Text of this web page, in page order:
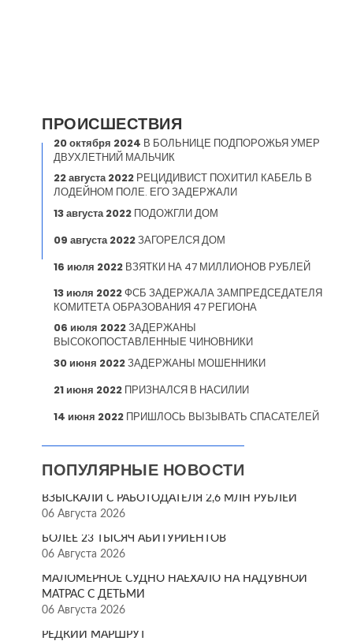
ПРОИСШЕСТВИЯ
20 октября 2024 В БОЛЬНИЦЕ ПОДПОРОЖЬЯ УМЕР
ДВУХЛЕТНИЙ МАЛЬЧИК
22 августа 2022 РЕЦИДИВИСТ ПОХИТИЛ КАБЕЛЬ В
ЛОДЕЙНОМ ПОЛЕ. ЕГО ЗАДЕРЖАЛИ
13 августа 2022 ПОДОЖГЛИ ДОМ
09 августа 2022ЗАГОРЕЛСЯ ДОМ
16 июля 2022 ВЗЯТКИ НА 47 МИЛЛИОНОВ РУБЛЕЙ
13 июля 2022ФСБ ЗАДЕРЖАЛА ЗАМПРЕДСЕДАТЕЛЯ
КОМИТЕТА ОБРАЗОВАНИЯ 47 РЕГИОНА
06 июля 2022ЗАДЕРЖАНЫ
ВЫСОКОПОСТАВЛЕННЫЕ ЧИНОВНИКИ
30 июня 2022ЗАДЕРЖАНЫ МОШЕННИКИ
21 июня 2022 ПРИЗНАЛСЯ В НАСИЛИИ
14 июня 2022 ПРИШЛОСЬ ВЫЗЫВАТЬ СПАСАТЕЛЕЙ
ПОПУЛЯРНЫЕ НОВОСТИ
ВЗЫСКАЛИ С РАБОТОДАТЕЛЯ 2,6 МЛН РУБЛЕЙ
06 Августа 2026
БОЛЕЕ 23 ТЫСЯЧ АБИТУРИЕНТОВ
06 Августа 2026
МАЛОМЕРНОЕ СУДНО НАЕХАЛО НА НАДУВНОЙ
МАТРАС С ДЕТЬМИ
06 Августа 2026
РЕДКИЙ МАРШРУТ